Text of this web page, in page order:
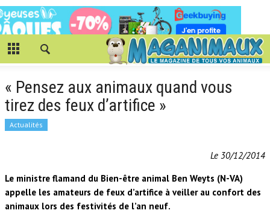
« Pensez aux animaux quand vous
tirez des feux d’artifice »
Actualités
Le 30/12/2014
Le ministre flamand du Bien-être animal Ben Weyts (N-VA)
appelle les amateurs de feux d’artifice à veiller au confort des
animaux lors des festivités de l’an neuf.